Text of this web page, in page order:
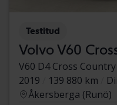
Testitud
Volvo V60
V60 D4 Cross
2019
139 880 km
Åkersberga (Runö)